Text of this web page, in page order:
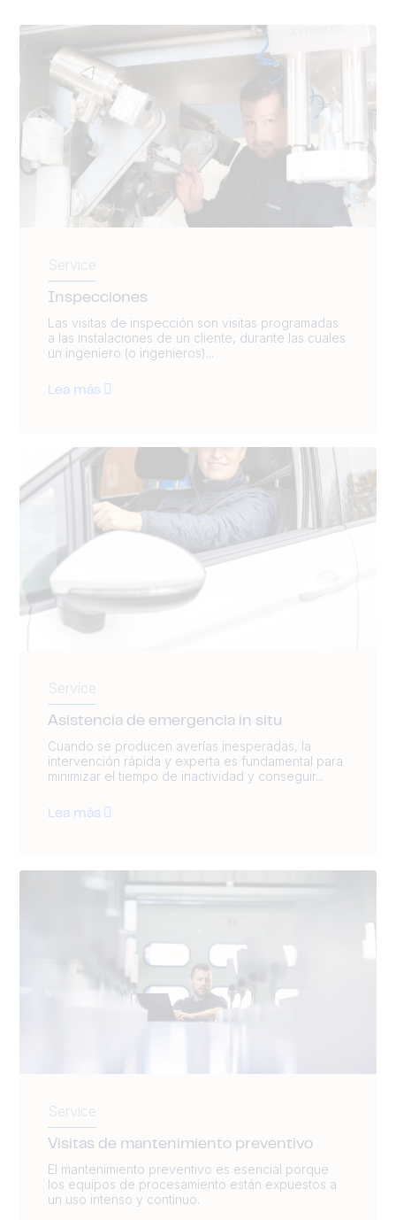
Service
Inspecciones
Las visitas de inspección son visitas programadas
a las instalaciones de un cliente, durante las cuales
un ingeniero (o ingenieros)...
Lea más
Service
Asistencia de emergencia in situ
Cuando se producen averías inesperadas, la
intervención rápida y experta es fundamental para
minimizar el tiempo de inactividad y conseguir...
Lea más
Service
Visitas de mantenimiento preventivo
El mantenimiento preventivo es esencial porque
los equipos de procesamiento están expuestos a
un uso intenso y continuo.